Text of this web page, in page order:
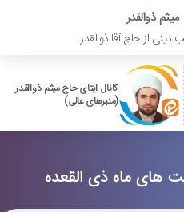
ذوالقدر
از حاج آقا ذوالقدر
کانال ایتای حاج میثم ذوالقدر
(منبرهای عالی)